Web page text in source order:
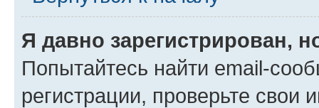
Я давно зарегистрирован,
Попытайтесь найти email-
регистрации, проверьте свои